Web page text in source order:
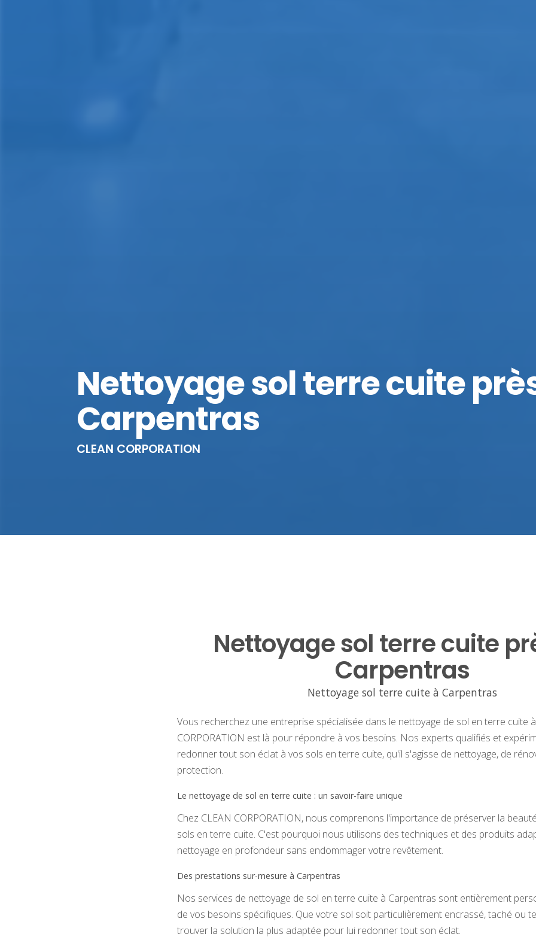
Nettoyage sol terre cuite
Carpentras
CLEAN CORPORATION
Nettoyage sol terre cuite
Carpentras
Nettoyage sol terre cuite à Carpentras
Vous recherchez une entreprise spécialisée dans le nettoyage de sol en terre cuite
CORPORATION est là pour répondre à vos besoins. Nos experts qualifiés et
redonner tout son éclat à vos sols en terre cuite, qu'il s'agisse de nettoyage, de
protection.
Le nettoyage de sol en terre cuite : un savoir-faire unique
Chez CLEAN CORPORATION, nous comprenons l'importance de préserver la
sols en terre cuite. C'est pourquoi nous utilisons des techniques et des produits
nettoyage en profondeur sans endommager votre revêtement.
Des prestations sur-mesure à Carpentras
Nos services de nettoyage de sol en terre cuite à Carpentras sont entièrement
de vos besoins spécifiques. Que votre sol soit particulièrement encrassé, taché ou
trouver la solution la plus adaptée pour lui redonner tout son éclat.